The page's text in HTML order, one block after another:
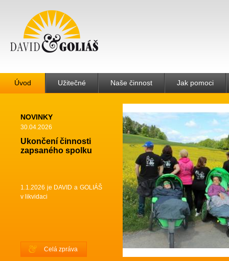
Úvod Užitečné Naše činnost Jak pomoci
NOVINKY
30.04.2026
Ukončení činnosti
zapsaného spolku
1.1.2026 je DAVID a GOLIÁŠ
v likvidaci
Celá zpráva